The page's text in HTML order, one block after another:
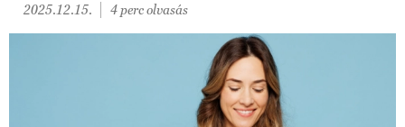
2025.12.15. 4 perc olvasás